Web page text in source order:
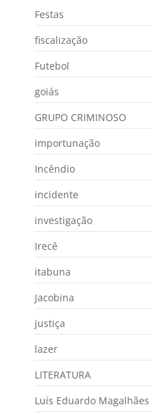
Festas
fiscalização
Futebol
goiás
GRUPO CRIMINOSO
importunação
Incêndio
incidente
investigação
Irecê
itabuna
Jacobina
justiça
lazer
LITERATURA
Luís Eduardo Magalhães